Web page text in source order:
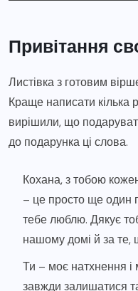
Привітання
Листівка з готовим
Краще написати кілька
вирішили, що
до подарунка ці слова.
Кохана, з тобою
– це просто ще один
тебе люблю. Дякує
нашому домі й за те,
Ти – моє натхнення і
завжди залишатися